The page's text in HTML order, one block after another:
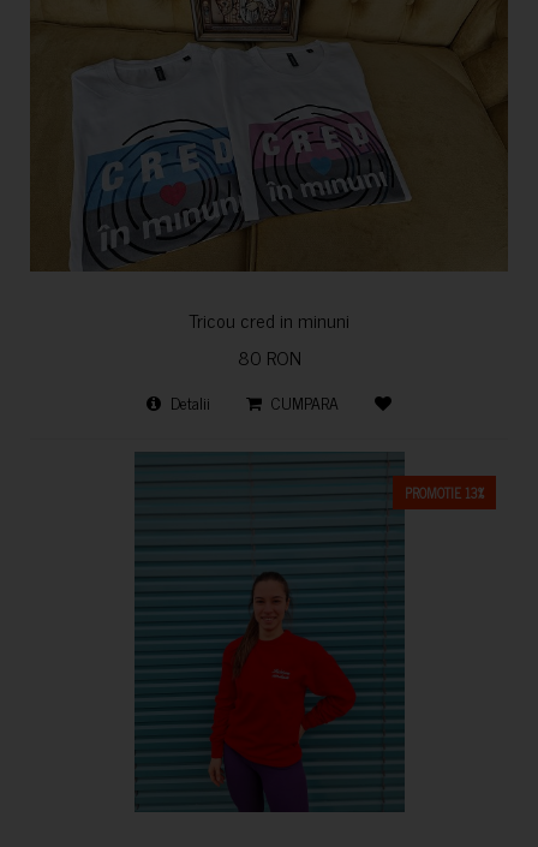
Tricou cred in minuni
80 RON
Detalii CUMPARA
PROMOTIE 13%